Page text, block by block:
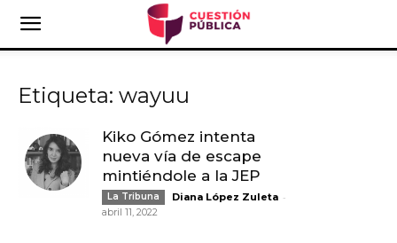
Etiqueta: wayuu
Kiko Gómez intenta
nueva vía de escape
mintiéndole a la JEP
La Tribuna Diana López Zuleta -
abril 11, 2022